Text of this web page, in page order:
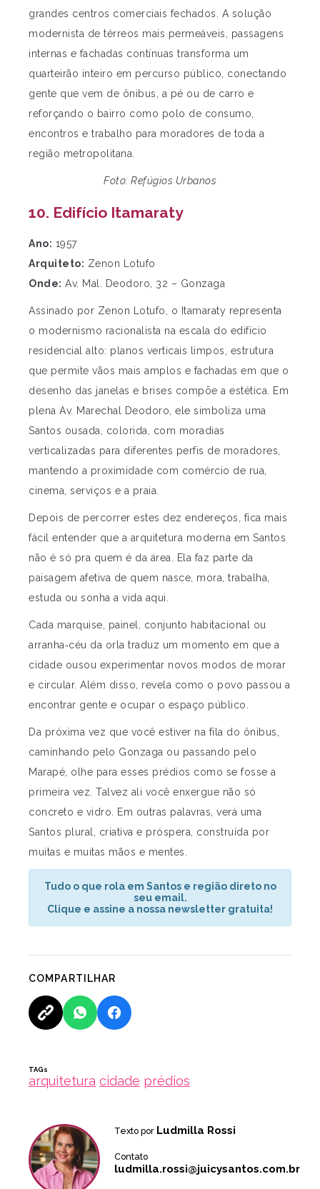
grandes centros comerciais fechados. A solução
modernista de térreos mais permeáveis, passagens
internas e fachadas contínuas transforma um
quarteirão inteiro em percurso público, conectando
gente que vem de ônibus, a pé ou de carro e
reforçando o bairro como polo de consumo,
encontros e trabalho para moradores de toda a
região metropolitana.
Foto: Refúgios Urbanos
10. Edifício Itamaraty
Ano: 1957
Arquiteto: Zenon Lotufo
Onde: Av. Mal. Deodoro, 32 – Gonzaga
Assinado por Zenon Lotufo, o Itamaraty representa
o modernismo racionalista na escala do edifício
residencial alto: planos verticais limpos, estrutura
que permite vãos mais amplos e fachadas em que o
desenho das janelas e brises compõe a estética. Em
plena Av. Marechal Deodoro, ele simboliza uma
Santos ousada, colorida, com moradias
verticalizadas para diferentes perfis de moradores,
mantendo a proximidade com comércio de rua,
cinema, serviços e a praia.
Depois de percorrer estes dez endereços, fica mais
fácil entender que a arquitetura moderna em Santos
não é só pra quem é da área. Ela faz parte da
paisagem afetiva de quem nasce, mora, trabalha,
estuda ou sonha a vida aqui.
Cada marquise, painel, conjunto habitacional ou
arranha‑céu da orla traduz um momento em que a
cidade ousou experimentar novos modos de morar
e circular. Além disso, revela como o povo passou a
encontrar gente e ocupar o espaço público.
Da próxima vez que você estiver na fila do ônibus,
caminhando pelo Gonzaga ou passando pelo
Marapé, olhe para esses prédios como se fosse a
primeira vez. Talvez ali você enxergue não só
concreto e vidro. Em outras palavras, verá uma
Santos plural, criativa e próspera, construída por
muitas e muitas mãos e mentes.
Tudo o que rola em Santos e região direto no
seu email.
Clique e assine a nossa newsletter gratuita!
COMPARTILHAR
TAGs
arquitetura cidade prédios
Texto por Ludmilla Rossi
Contato
ludmilla.rossi@juicysantos.com.br